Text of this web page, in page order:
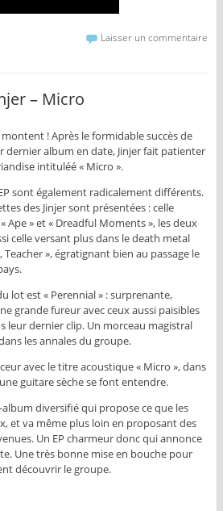
Laisser un commentaire
– Micro
! Après le formidable succès de
dernier album en date, Jinjer fait patienter
intituléé « Micro ».
sont également radicalement différents.
des Jinjer sont présentées : celle
Ape » et « Dreadful Moments », les deux
celle versant plus dans le death metal
Teacher », égratignant bien au passage le
lot est « Perennial » : surprenante,
grande fureur avec ceux aussi paisibles
leur dernier clip. Un morceau magistral
les annales du groupe.
avec le titre acoustique « Micro », dans
guitare sèche se font entendre.
diversifié qui propose ce que les
et va même plus loin en proposant des
Un EP charmeur donc qui annonce
Une très bonne mise en bouche pour
découvrir le groupe.